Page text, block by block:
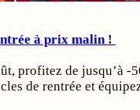
à prix malin !
profitez de jusqu’à -
de rentrée et